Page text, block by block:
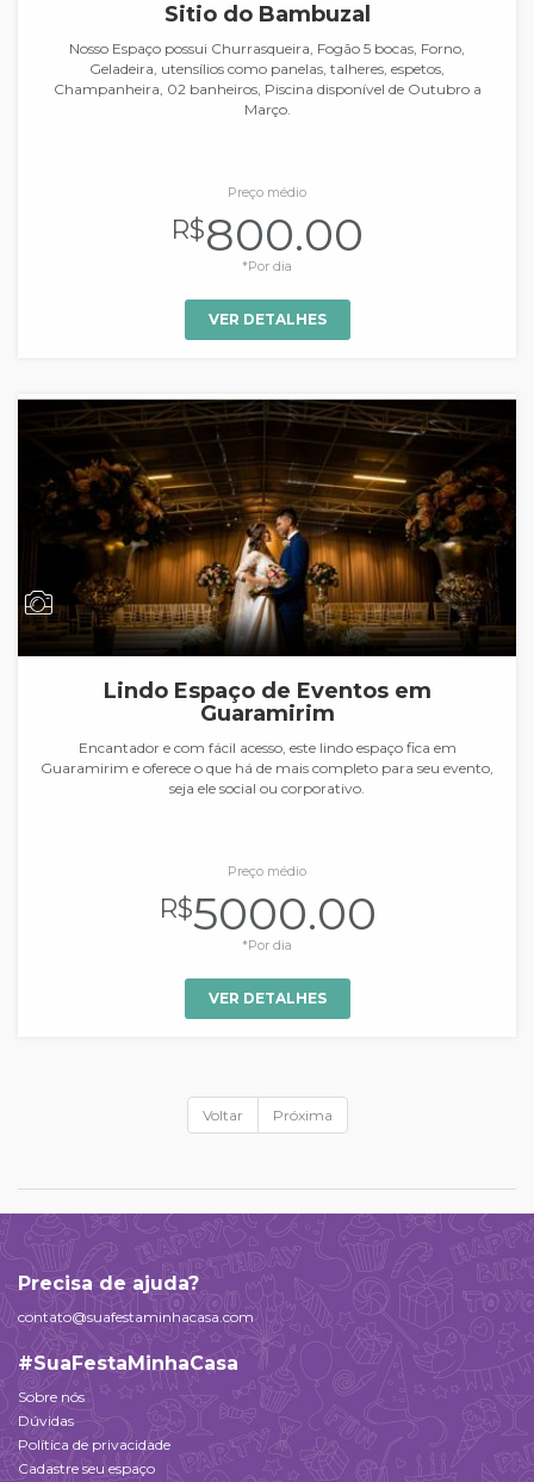
Sitio do Bambuzal
Nosso Espaço possui Churrasqueira, Fogão 5 bocas, Forno,
Geladeira, utensílios como panelas, talheres, espetos,
Champanheira, 02 banheiros, Piscina disponível de Outubro a
Março.
Preço médio
R$800.00
*Por dia
VER DETALHES
Lindo Espaço de Eventos em
Guaramirim
Encantador e com fácil acesso, este lindo espaço fica em
Guaramirim e oferece o que há de mais completo para seu evento,
seja ele social ou corporativo.
Preço médio
R$5000.00
*Por dia
VER DETALHES
Voltar Próxima
Precisa de ajuda?
contato@suafestaminhacasa.com
#SuaFestaMinhaCasa
Sobre nós
Dúvidas
Política de privacidade
Cadastre seu espaço